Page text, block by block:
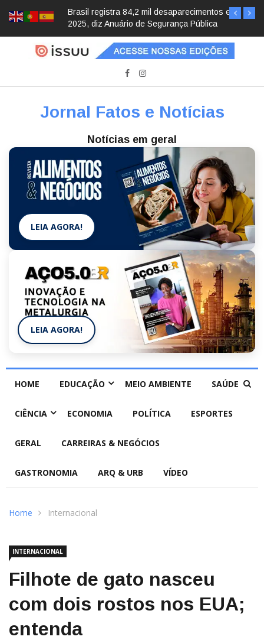
Brasil registra 84,2 mil desaparecimentos em
2025, diz Anuário de Segurança Pública
Jornal Fatos e Notícias
Notícias em geral
LEIA AGORA!
LEIA AGORA!
HOME EDUCAÇÃO MEIO AMBIENTE SAÚDE
CIÊNCIA ECONOMIA POLÍTICA ESPORTES
GERAL CARREIRAS & NEGÓCIOS
GASTRONOMIA ARQ & URB VÍDEO
Home Internacional
INTERNACIONAL
Filhote de gato nasceu
com dois rostos nos EUA;
entenda